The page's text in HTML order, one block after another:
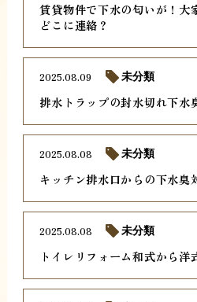
賃貸物件で下水の匂いが！大
どこに連絡？
排水トラップの封水切れ下水
2025.08.09 未分類
キッチン排水口からの下水臭
2025.08.08 未分類
トイレリフォーム和式から洋
2025.08.08 未分類